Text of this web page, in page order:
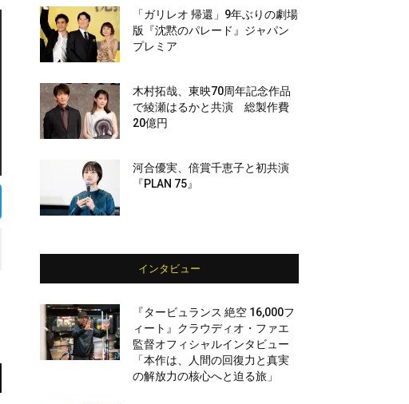
「ガリレオ 帰還」9年ぶりの劇場
版『沈黙のパレード』ジャパン
プレミア
木村拓哉、東映70周年記念作品
で綾瀬はるかと共演 総製作費
20億円
河合優実、倍賞千恵子と初共演
『PLAN 75』
インタビュー
『タービュランス 絶空 16,000フ
ィート』クラウディオ・ファエ
監督オフィシャルインタビュー
「本作は、人間の回復力と真実
の解放力の核心へと迫る旅」